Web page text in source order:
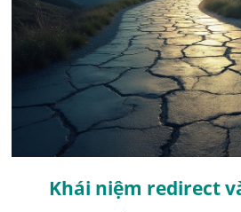
Khái niệm redirect